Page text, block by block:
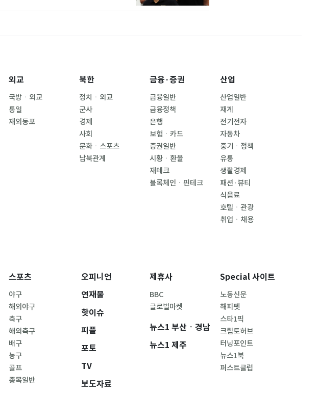
외교
국방ㆍ외교
통일
재외동포
북한
정치ㆍ외교
군사
경제
사회
문화ㆍ스포츠
남북관계
금융·증권
금융일반
금융정책
은행
보험ㆍ카드
증권일반
시황ㆍ환율
재테크
블록체인ㆍ핀테크
산업
산업일반
재계
전기전자
자동차
중기ㆍ정책
유통
생활경제
패션·뷰티
식음료
호텔ㆍ관광
취업ㆍ채용
스포츠
야구
해외야구
축구
해외축구
배구
농구
골프
종목일반
오피니언
연재물
핫이슈
피플
포토
TV
보도자료
제휴사
BBC
글로벌마켓
뉴스1 부산ㆍ경남
뉴스1 제주
Special 사이트
노동신문
해피펫
스타1픽
크립토허브
터닝포인트
뉴스1북
퍼스트클럽